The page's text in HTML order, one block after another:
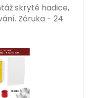
skryté hadice,
Záruka - 24